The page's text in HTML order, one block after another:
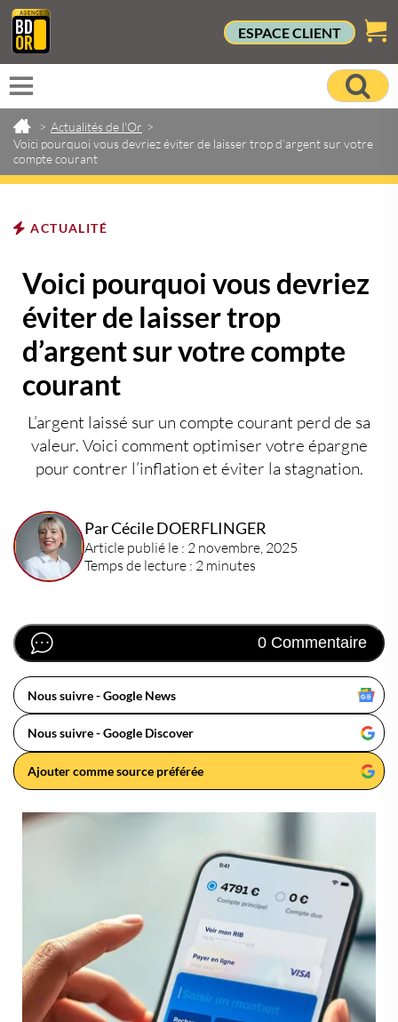
ESPACE CLIENT
> Actualités de l'Or >
Voici pourquoi vous devriez éviter de laisser trop d’argent sur votre
compte courant
ACTUALITÉ
Voici pourquoi vous devriez
éviter de laisser trop
d’argent sur votre compte
courant
L’argent laissé sur un compte courant perd de sa
valeur. Voici comment optimiser votre épargne
pour contrer l’inflation et éviter la stagnation.
Par Cécile DOERFLINGER
Article publié le : 2 novembre, 2025
Temps de lecture : 2 minutes
0 Commentaire
Nous suivre - Google News
Nous suivre - Google Discover
Ajouter comme source préférée